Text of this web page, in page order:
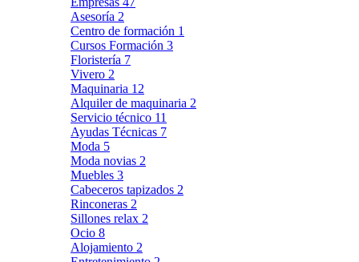
Asesoría 2
Centro de formación 1
Cursos Formación 3
Floristería 7
Vivero 2
Maquinaria 12
Alquiler de maquinaria 2
Servicio técnico 11
Ayudas Técnicas 7
Moda 5
Moda novias 2
Muebles 3
Cabeceros tapizados 2
Rinconeras 2
Sillones relax 2
Ocio 8
Alojamiento 2